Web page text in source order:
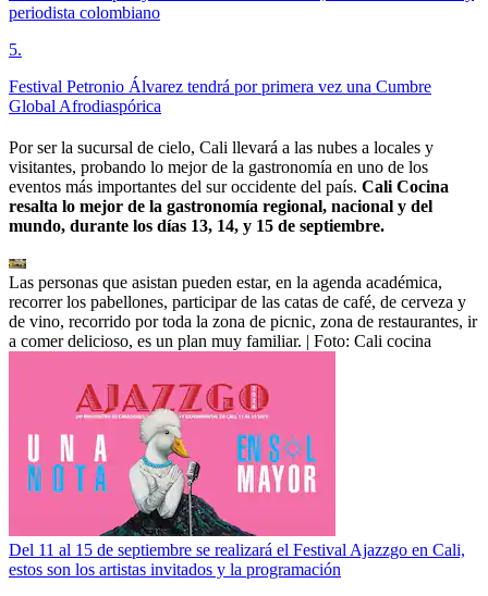
periodista colombiano
5.
Festival Petronio Álvarez tendrá por primera vez una Cumbre
Global Afrodiaspórica
Por ser la sucursal de cielo, Cali llevará a las nubes a locales y
visitantes, probando lo mejor de la gastronomía en uno de los
eventos más importantes del sur occidente del país. Cali Cocina
resalta lo mejor de la gastronomía regional, nacional y del
mundo, durante los días 13, 14, y 15 de septiembre.
Las personas que asistan pueden estar, en la agenda académica,
recorrer los pabellones, participar de las catas de café, de cerveza y
de vino, recorrido por toda la zona de picnic, zona de restaurantes, ir
a comer delicioso, es un plan muy familiar. | Foto: Cali cocina
Del 11 al 15 de septiembre se realizará el Festival Ajazzgo en Cali,
estos son los artistas invitados y la programación